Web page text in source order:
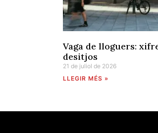
Vaga de lloguers:
desitjos
21 de juliol de 2026
LLEGIR MÉS »